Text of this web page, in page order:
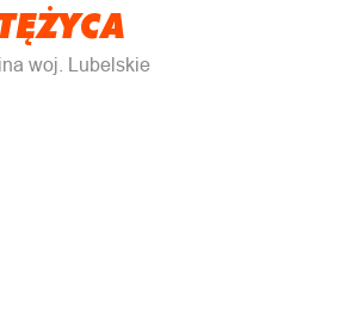
woj. Lubelskie